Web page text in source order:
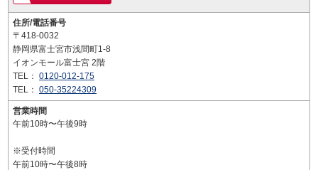
住所/電話番号
〒418-0032
静岡県富士宮市浅間町1-8
イオンモール富士宮 2階
TEL： 0120-012-175
TEL： 050-35224309
営業時間
午前10時〜午後9時
※受付時間
午前10時〜午後8時